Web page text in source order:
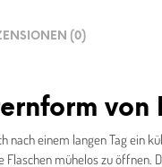
(0)
von
nach einem langen Tag ein
Flaschen mühelos zu öffnen.